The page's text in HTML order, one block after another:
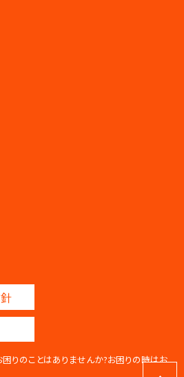
困りのことはありませんか?お困りの時はお